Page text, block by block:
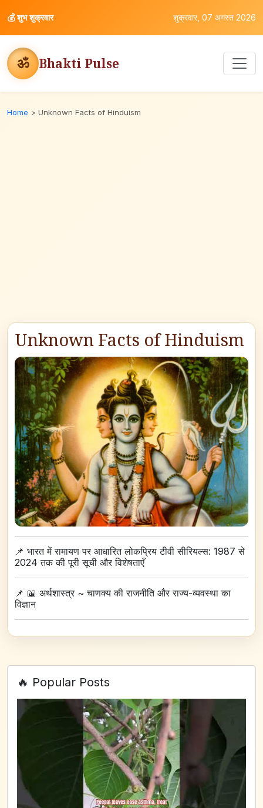
💰शुभ शुक्रवार शुक्रवार, 07 अगस्त 2026
ॐ Bhakti Pulse
Home > Unknown Facts of Hinduism
Unknown Facts of Hinduism
📌 भारत में रामायण पर आधारित लोकप्रिय टीवी सीरियल्स: 1987 से
2024 तक की पूरी सूची और विशेषताएँ
📌 📖 अर्थशास्त्र ~ चाणक्य की राजनीति और राज्य-व्यवस्था का
विज्ञान
🔥 Popular Posts